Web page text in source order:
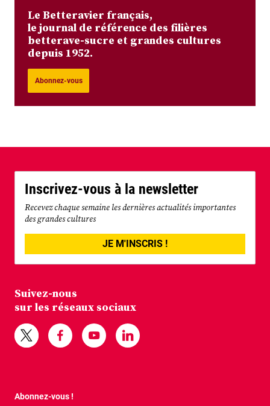
Le Betteravier français,
le journal de référence des filières
betterave-sucre et grandes cultures
depuis 1952.
Abonnez-vous
Inscrivez-vous à la newsletter
Recevez chaque semaine les dernières actualités importantes
des grandes cultures
JE M'INSCRIS !
Suivez-nous
sur les réseaux sociaux
Abonnez-vous !